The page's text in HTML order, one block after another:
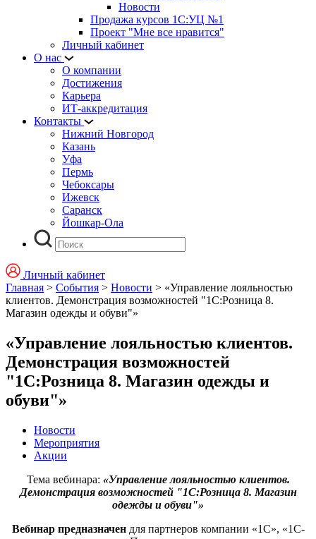
Новости
Продажа курсов 1С:УЦ №1
Проект "Мне все нравится"
Личный кабинет
О нас
О компании
Достижения
Карьера
ИТ-аккредитация
Контакты
Нижний Новгород
Казань
Уфа
Пермь
Чебоксары
Ижевск
Саранск
Йошкар-Ола
Личный кабинет
Главная > События > Новости > «Управление лояльностью
клиентов. Демонстрация возможностей "1С:Розница 8.
Магазин одежды и обуви"»
«Управление лояльностью клиентов.
Демонстрация возможностей
"1С:Розница 8. Магазин одежды и
обуви"»
Новости
Мероприятия
Акции
Тема вебинара: «Управление лояльностью клиентов.
Демонстрация возможностей "1С:Розница 8. Магазин
одежды и обуви"»
Вебинар предназначендля партнеров компании «1С», «1С-